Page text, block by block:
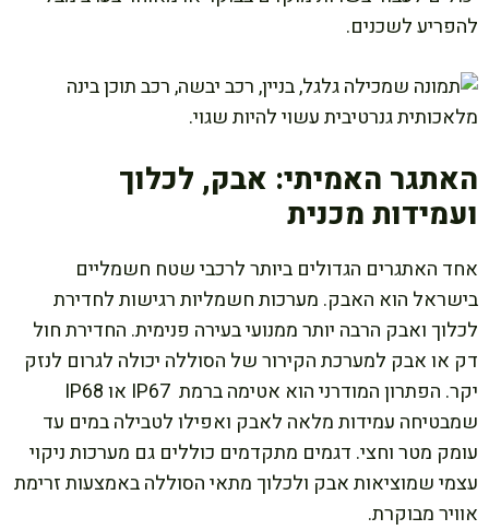
להפריע לשכנים.
האתגר האמיתי: אבק, לכלוך
ועמידות מכנית
אחד האתגרים הגדולים ביותר לרכבי שטח חשמליים
בישראל הוא האבק. מערכות חשמליות רגישות לחדירת
לכלוך ואבק הרבה יותר ממנועי בעירה פנימית. החדירת חול
דק או אבק למערכת הקירור של הסוללה יכולה לגרום לנזק
יקר. הפתרון המודרני הוא אטימה ברמת IP67 או IP68
שמבטיחה עמידות מלאה לאבק ואפילו לטבילה במים עד
עומק מטר וחצי. דגמים מתקדמים כוללים גם מערכות ניקוי
עצמי שמוציאות אבק ולכלוך מתאי הסוללה באמצעות זרימת
אוויר מבוקרת.